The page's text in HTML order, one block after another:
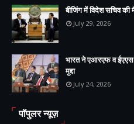
बीजिंग में विदेश सचिव
July 29, 2026
भारत ने एआरएफ व
मुद्दा
July 24, 2026
पॉपुलर न्यूज़